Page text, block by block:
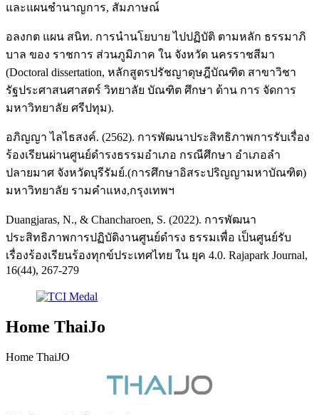
และแผนชำนาญการ, สัมภาษณ์
อลงกต แผน สนิท. การนำนโยบาย ไปปฏิบัติ ตามหลัก ธรรมาภิ
บาล ของ ราชการ ส่วนภูมิภาค ใน จังหวัด นครราชสีมา
(Doctoral dissertation, หลักสูตรปรัชญาดุษฎีบัณฑิต สาขาวิชา
รัฐประศาสนศาสตร์ วิทยาลัย บัณฑิต ศึกษา ด้าน การ จัดการ
มหาวิทยาลัย ศรีปทุม).
อภิญญา ไลไธสงค์. (2562). การพัฒนาประสิทธิภาพการรับเรื่อง
ร้องเรียนผ่านศูนย์ดำรงธรรมอําเภอ กรณีศึกษา อําเภอลํา
ปลายมาศ จังหวัดบุรีรัมย์.(การศึกษาอิสระปริญญามหาบัณฑิต)
มหาวิทยาลัย รามคําแหง,กรุงเทพฯ
Duangjaras, N., & Chancharoen, S. (2022). การพัฒนา
ประสิทธิภาพการปฏิบัติงานศูนย์ดำรง ธรรมเพื่อ เป็นศูนย์รับ
เรื่องร้องเรียนร้องทุกข์ประเทศไทย ใน ยุค 4.0. Rajapark Journal,
16(44), 267-279
Home ThaiJo
Home ThaiJO